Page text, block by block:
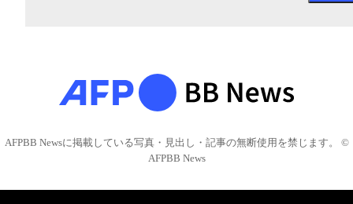
AFPBB Newsに掲載している写真・見出し・記事の無断使用を禁じます。 ©
AFPBB News